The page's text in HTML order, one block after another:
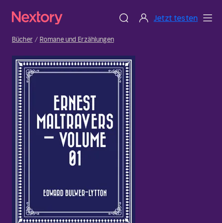
Jetzt testen
Bücher Romane und Erzählungen